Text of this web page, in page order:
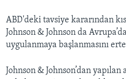
ABD'deki tavsiye kararından
Johnson & Johnson da
uygulanmaya başlanmasını
Johnson & Johnson’dan yapılan